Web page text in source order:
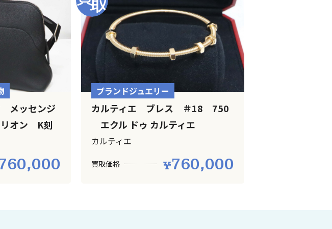
メッセンジ
オン K刻
ブランドジュエリー
カルティエ ブレス ＃18 750
エクル ドゥ カルティエ
カルティエ
買取価格 760,000